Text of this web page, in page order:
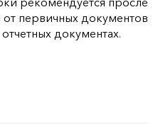
от первичных документов
отчетных документах.